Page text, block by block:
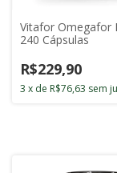
Vitafor Omegafor
240 Cápsulas
R$229,90
3 x de R$76,63 sem